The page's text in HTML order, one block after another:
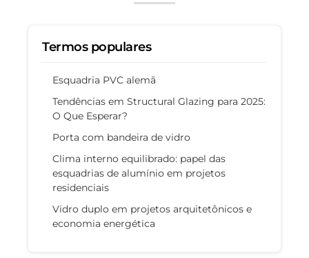
Termos populares
Esquadria PVC alemã
Tendências em Structural Glazing para 2025:
O Que Esperar?
Porta com bandeira de vidro
Clima interno equilibrado: papel das
esquadrias de alumínio em projetos
residenciais
Vidro duplo em projetos arquitetônicos e
economia energética